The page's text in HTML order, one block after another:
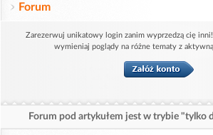
Forum
Zarezerwuj unikatowy login zanim wyprzedzą cię
wymieniaj poglądy na różne tematy z aktywną
Forum pod artykułem jest w trybie "tylko